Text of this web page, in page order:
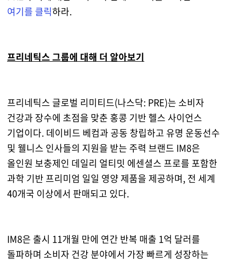
여기를 클릭하라.
프리네틱스 그룹에 대해 더 알아보기
프리네틱스 글로벌 리미티드(나스닥: PRE)는 소비자
건강과 장수에 초점을 맞춘 홍콩 기반 헬스 사이언스
기업이다. 데이비드 베컴과 공동 창립하고 유명 운동선수
및 웰니스 인사들의 지원을 받는 주력 브랜드 IM8은
올인원 보충제인 데일리 얼티밋 에센셜스 프로를 포함한
과학 기반 프리미엄 일일 영양 제품을 제공하며, 전 세계
40개국 이상에서 판매되고 있다.
IM8은 출시 11개월 만에 연간 반복 매출 1억 달러를
돌파하며 소비자 건강 분야에서 가장 빠르게 성장하는